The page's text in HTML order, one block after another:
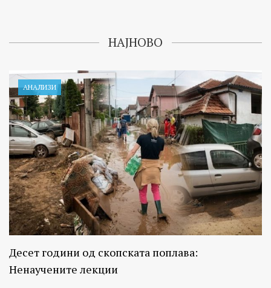
НАЈНОВО
АНАЛИЗИ
Десет години од скопската поплава:
Ненаучените лекции